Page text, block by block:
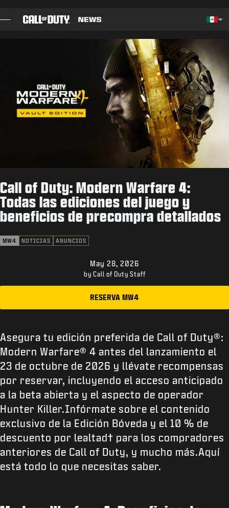
NOTAS DEL PARCHE
TIENDA
ESPORTS
REGISTRARSE
Call of Duty: Modern Warfare 4:
Todas las ediciones del juego y
beneficios de precompra detallados
MW4 NOTICIAS ANUNCIOS
May 28, 2026
by Call of Duty Staff
RESERVA MW4
Asegura tu edición preferida de Call of Duty®:
Modern Warfare® 4 antes del lanzamiento el
23 de octubre de 2026 y llévate recompensas
por reservar, incluyendo el acceso anticipado
a la beta abierta y el aspecto de operador
Hunter Killer.Infórmate sobre el contenido
exclusivo de la Edición Bóveda y el 10 % de
descuento por lealtad† para los compradores
anteriores de Call of Duty, y mucho más.Aquí
está todo lo que necesitas saber.